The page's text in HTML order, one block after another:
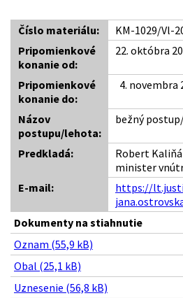
Číslo materiálu:
KM-1029/Vl-
Pripomienkové
konanie od:
22. októbra
Pripomienkové
konanie do:
4. novembra
Názov
postupu/lehota:
bežný
Predkladá:
Robert
minister
E-mail:
https://
Dokumenty na stiahnutie
Oznam (55,9 kB)
Obal (25,1 kB)
Uznesenie (56,8 kB)